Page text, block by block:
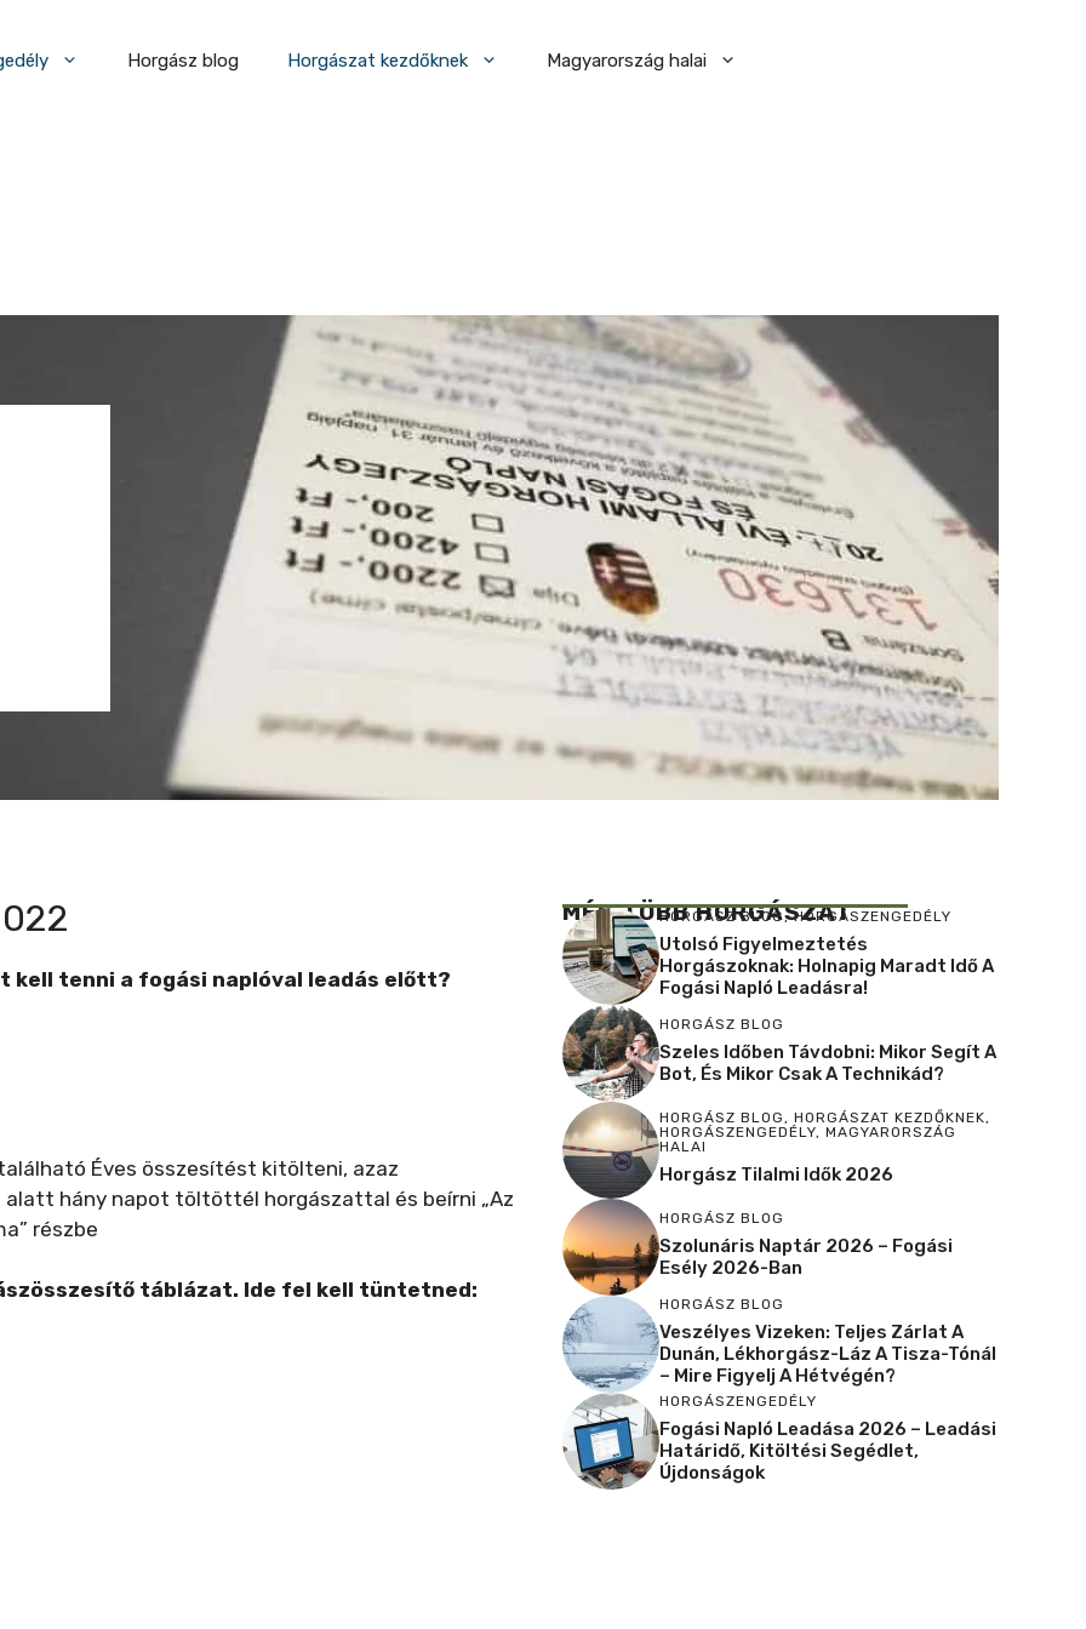
Horgász blog Horgászat kezdőknek Magyarország halai
kell tenni a fogási naplóval leadás előtt?
Éves összesítést kitölteni, azaz
alatt hány napot töltöttél horgászattal és beírni „Az
részbe
táblázat. Ide fel kell tüntetned:
MÉG TÖBB HORGÁSZAT
HORGÁSZ BLOG,HORGÁSZENGEDÉLY
Utolsó Figyelmeztetés
Horgászoknak: Holnapig Maradt Idő A
Fogási Napló Leadásra!
HORGÁSZ BLOG
Szeles Időben Távdobni: Mikor Segít A
Bot, És Mikor Csak A Technikád?
HORGÁSZ BLOG , HORGÁSZAT KEZDŐKNEK,
HORGÁSZENGEDÉLY, MAGYARORSZÁG
HALAI
Horgász Tilalmi Idők 2026
HORGÁSZ BLOG
Szolunáris Naptár 2026 – Fogási
Esély 2026-Ban
HORGÁSZ BLOG
Veszélyes Vizeken: Teljes Zárlat A
Dunán, Lékhorgász-Láz A Tisza-Tónál
– Mire Figyelj A Hétvégén?
HORGÁSZENGEDÉLY
Fogási Napló Leadása 2026 – Leadási
Határidő, Kitöltési Segédlet,
Újdonságok